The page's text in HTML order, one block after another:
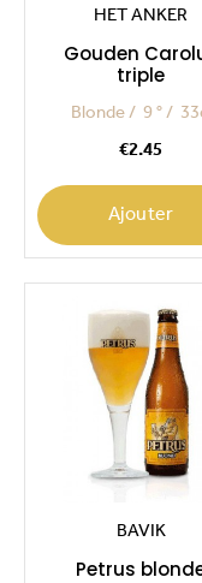
HET ANKER
Gouden
triple
Blonde 9 °
€2.45
Ajouter
BAVIK
Petrus